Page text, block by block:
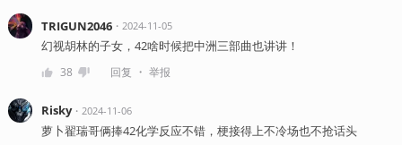
TRIGUN2046・ 2024-11-05
幻视胡林的子女，42啥时候把中洲三部曲也讲讲！
38 回复 ・ 举报
Risky・ 2024-11-06
萝卜翟瑞哥俩捧42化学反应不错，梗接得上不冷场也不抢话头